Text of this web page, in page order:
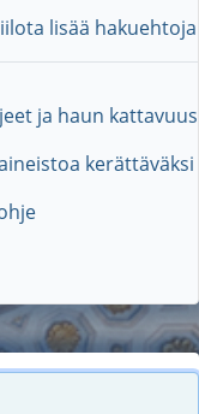
lisää hakuehtoja
ja haun kattavuus
kerättäväksi